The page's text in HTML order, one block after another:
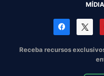
Receba recursos